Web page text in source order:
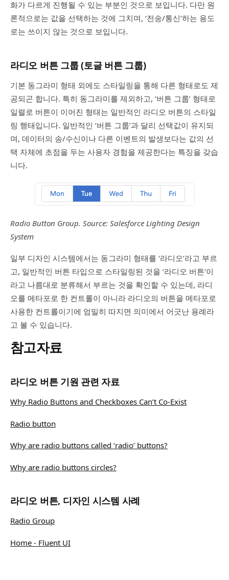
화가 다르게 진행될 수 있는 부분인 것으로 보입니다. 다만 원
론적으로는 값을 선택하는 것에 그치며, ‘전송/통신’하는 용도
로는 쓰이지 않는 것으로 보입니다.
라디오 버튼 그룹 (토글 버튼 그룹)
기본 동그라미 형태 외에도 스타일링을 통해 다른 형태로도 제
공되곤 합니다. 특히 동그라미를 제외하고, ‘버튼 그룹’ 형태로
일렬로 버튼이 이어진 형태는 일반적인 라디오 버튼의 스타일
링 행태입니다. 일반적인 ‘버튼 그룹’과 달리 선택값이 유지되
며, 데이터의 송/수신이나 다른 이벤트의 발생보다는 값의 선
택 자체에 초점을 두는 사용자 경험을 제공한다는 특징을 갖습
니다.
Radio Button Group. Source: Salesforce Lighting Design
System
일부 디자인 시스템에서는 동그라미 형태를 ‘라디오’라고 부르
고, 일반적인 버튼 타입으로 스타일링된 것을 ‘라디오 버튼’이
라고 나름대로 분류해서 부르는 것을 확인할 수 있는데, 라디
오를 메타포로 한 컨트롤이 아니라 라디오의 버튼을 메타포로
사용한 컨트롤이기에 엄밀히 따지면 의미에서 어긋난 용례라
고 볼 수 있습니다.
참고자료
라디오 버튼 기원 관련 자료
Why Radio Buttons and Checkboxes Can’t Co-Exist
Radio button
Why are radio buttons called ‘radio’ buttons?
Why are radio buttons circles?
라디오 버튼, 디자인 시스템 사례
Radio Group
Home - Fluent UI